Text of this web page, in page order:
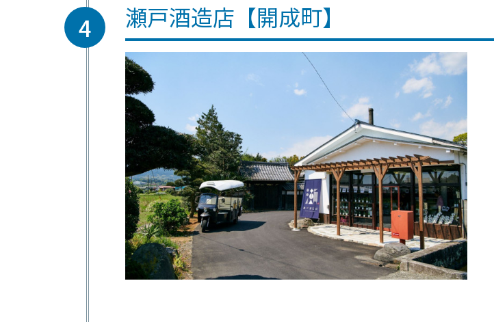
4 瀬戸酒造店【開成町】